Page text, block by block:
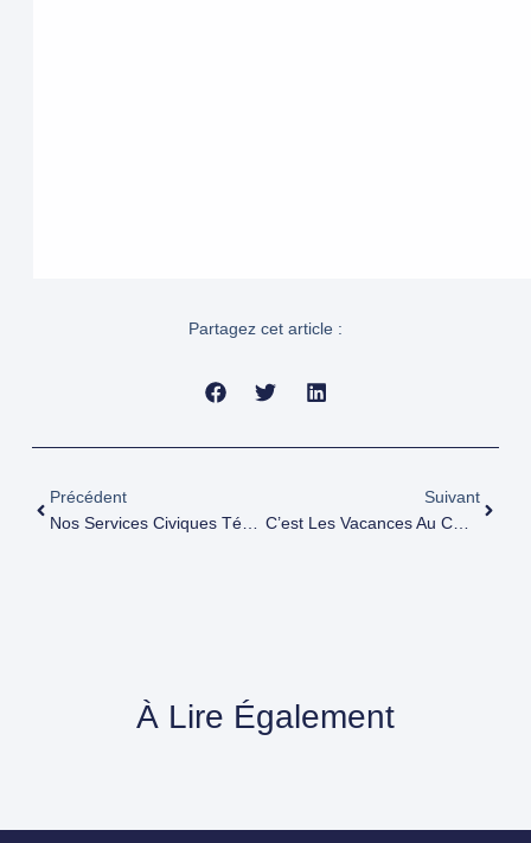
Partagez cet article :
Précédent
Nos Services Civiques Témoignent !
Suivant
C’est Les Vacances Au CHUM D’Ivry !
À Lire Également